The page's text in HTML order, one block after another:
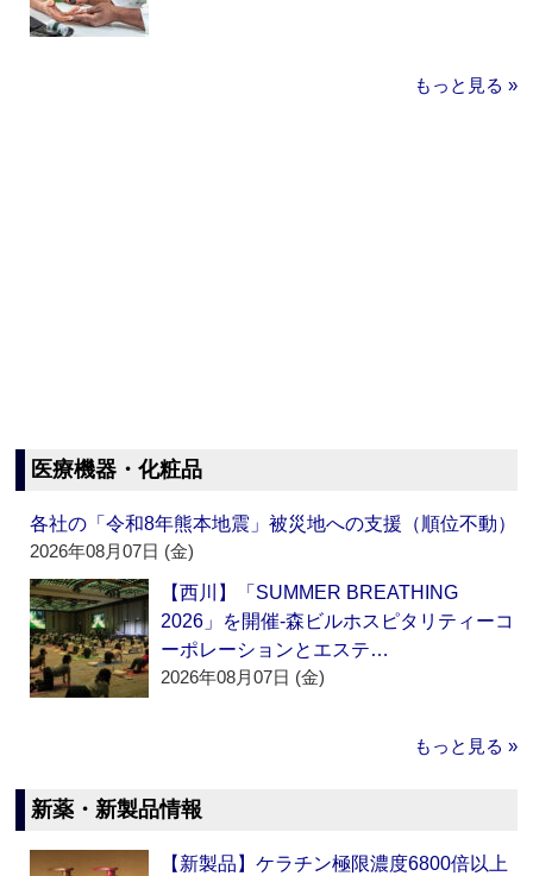
もっと見る »
医療機器・化粧品
各社の「令和8年熊本地震」被災地への支援（順位不動）
2026年08月07日 (金)
【西川】「SUMMER BREATHING
2026」を開催‐森ビルホスピタリティーコ
ーポレーションとエステ…
2026年08月07日 (金)
もっと見る »
新薬・新製品情報
【新製品】ケラチン極限濃度6800倍以上